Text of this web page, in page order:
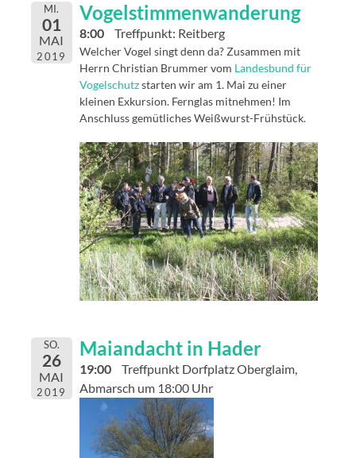
MI.
01
MAI
2019
Vogelstimmenwanderung
8:00 Treffpunkt: Reitberg
Welcher Vogel singt denn da? Zusammen mit
Herrn Christian Brummer vom Landesbund für
Vogelschutzstarten wir am 1. Mai zu einer
kleinen Exkursion. Fernglas mitnehmen! Im
Anschluss gemütliches Weißwurst-Frühstück.
SO.
26
MAI
2019
Maiandacht in Hader
19:00
Treffpunkt Dorfplatz Oberglaim,
Abmarsch um 18:00 Uhr